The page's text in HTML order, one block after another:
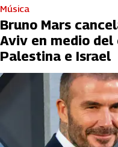
Música
Bruno Mars
Aviv en medio
Palestina e Israel